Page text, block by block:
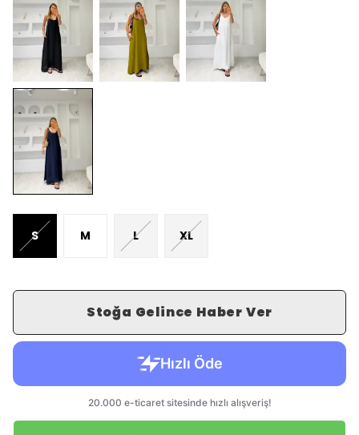
S M L XL
Stoğa Gelince Haber Ver